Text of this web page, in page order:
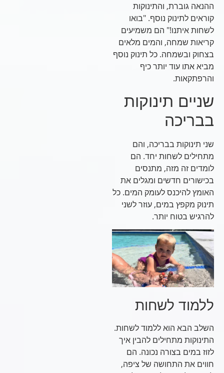
ההנאה גוברת, והתינוקות
קוראים לתינוק נוסף. "בואו
לשחות איתנו!" הם משמיעים
קריאות שמחה, והמים מלאים
בצחוק ובשמחה. כל תינוק נוסף
מביא אתו עוד יותר כיף
והרפתקאות.
שניים תינוקות
בבריכה
שני תינוקות בבריכה, והם
מתחילים לשחות יחד. הם
לומדים זה מזה, מתנסים
בכישורים חדשים ומגלים את
האומץ להיכנס לעומק המים. כל
תינוק מקפץ במים, עוזר לשני
להרגיש בטוח יותר.
ללמוד לשחות
השלב הבא הוא ללמוד לשחות.
התינוקות מתחילים להבין איך
לזוז במים בצורה נכונה. הם
חווים את התחושה של ציפה,